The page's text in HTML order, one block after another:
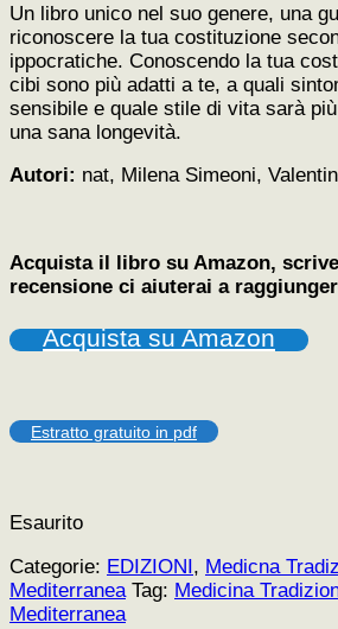
Un libro unico nel suo genere, una
riconoscere la tua costituzione
ippocratiche. Conoscendo la tua
cibi sono più adatti a te, a quali
sensibile e quale stile di vita sarà
una sana longevità.
Autori: nat, Milena Simeoni,
Acquista il libro su Amazon,
recensione ci aiuterai a
Acquista su Amazon
Estratto gratuito in pdf
Esaurito
Categorie: EDIZIONI, Medicna
Mediterranea Tag: Medicina
Mediterranea